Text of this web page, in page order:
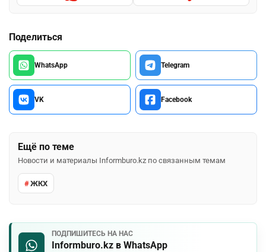
Поделиться
WhatsApp Telegram
VK Facebook
Ещё по теме
Новости и материалы Informburo.kz по связанным темам
ЖКХ
ПОДПИШИТЕСЬ НА НАС
Informburo.kz в WhatsApp